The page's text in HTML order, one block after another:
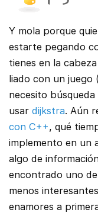
Y mola porque
estarte pegando
tienes en la
liado con un juego
necesito
usar dijkstra. Aún
con C++, qué
implemento en un
algo de
encontrado uno
menos
enamores a